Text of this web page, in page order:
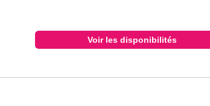
Voir les disponibilités